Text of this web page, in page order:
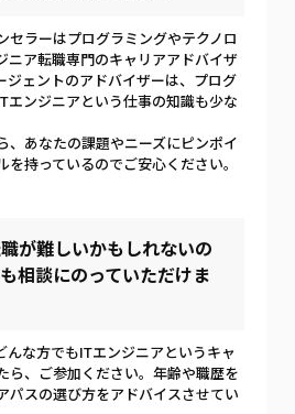
セラーはプログラミングやテクノロ
ニア転職専門のキャリアアドバイザ
ジェントのアドバイザーは、プログ
エンジニアという仕事の知識も少な
、あなたの課題やニーズにピンポイ
を持っているのでご安心ください。
が難しいかもしれないの
相談にのっていただけま
んな方でもITエンジニアというキャ
ら、ご参加ください。年齢や職歴を
パスの選び方をアドバイスさせてい